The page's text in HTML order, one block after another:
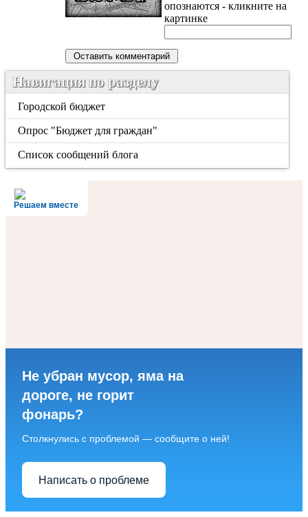
опознаются - кликните на
картинке
Навигация по разделу
Городской бюджет
Опрос "Бюджет для граждан"
Список сообщений блога
Решаем вместе
Не убран мусор, яма на
дороге, не горит
фонарь?
Столкнулись с проблемой — сообщите о ней!
Написать о проблеме